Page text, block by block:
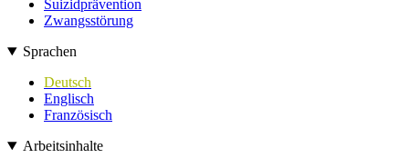
Suizidprävention
Zwangsstörung
Sprachen
Deutsch
Englisch
Französisch
Arbeitsinhalte